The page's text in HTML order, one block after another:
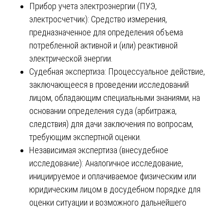
Прибор учета электроэнергии (ПУЭ,
электросчетчик): Средство измерения,
предназначенное для определения объема
потребленной активной и (или) реактивной
электрической энергии.
Судебная экспертиза: Процессуальное действие,
заключающееся в проведении исследований
лицом, обладающим специальными знаниями, на
основании определения суда (арбитража,
следствия) для дачи заключения по вопросам,
требующим экспертной оценки.
Независимая экспертиза (внесудебное
исследование): Аналогичное исследование,
инициируемое и оплачиваемое физическим или
юридическим лицом в досудебном порядке для
оценки ситуации и возможного дальнейшего